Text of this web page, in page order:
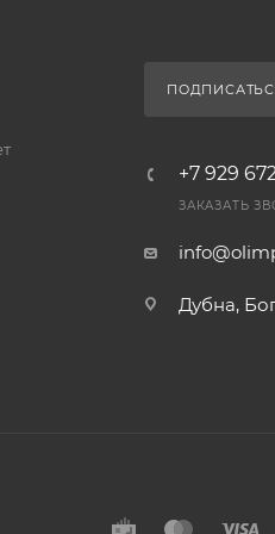
+7 929
ЗАКАЗАТЬ
Дубна,